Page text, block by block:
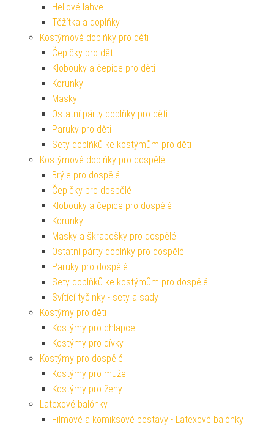
Heliové lahve
Těžítka a doplňky
Kostýmové doplňky pro děti
Čepičky pro děti
Klobouky a čepice pro děti
Korunky
Masky
Ostatní párty doplňky pro děti
Paruky pro děti
Sety doplňků ke kostýmům pro děti
Kostýmové doplňky pro dospělé
Brýle pro dospělé
Čepičky pro dospělé
Klobouky a čepice pro dospělé
Korunky
Masky a škrabošky pro dospělé
Ostatní párty doplňky pro dospělé
Paruky pro dospělé
Sety doplňků ke kostýmům pro dospělé
Svítící tyčinky - sety a sady
Kostýmy pro děti
Kostýmy pro chlapce
Kostýmy pro dívky
Kostýmy pro dospělé
Kostýmy pro muže
Kostýmy pro ženy
Latexové balónky
Filmové a komiksové postavy - Latexové balónky